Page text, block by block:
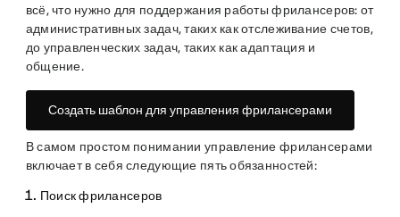
всё, что нужно для поддержания работы фрилансеров: от
административных задач, таких как отслеживание счетов,
до управленческих задач, таких как адаптация и
общение.
Создать шаблон для управления фрилансерами
В самом простом понимании управление фрилансерами
включает в себя следующие пять обязанностей:
Поиск фрилансеров